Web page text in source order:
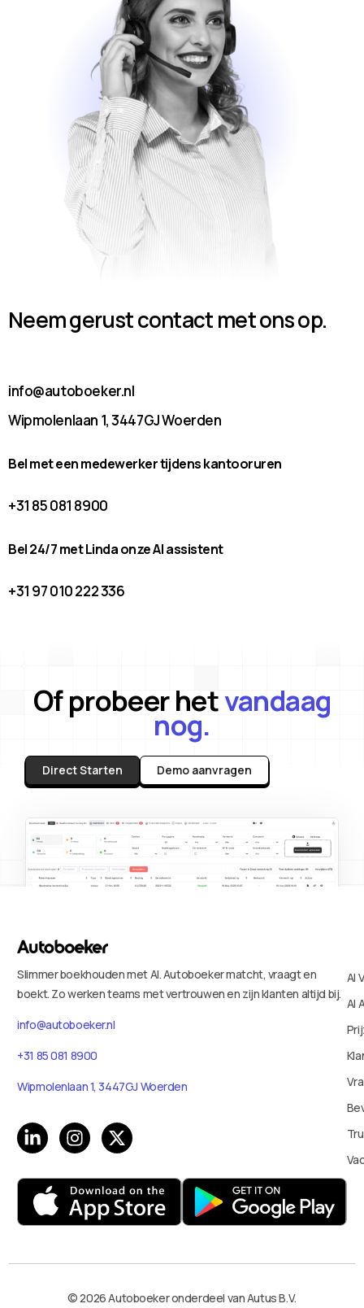
Neem gerust contact met ons op.
info@autoboeker.nl
Wipmolenlaan 1, 3447GJ Woerden
Bel met een medewerker tijdens kantooruren
+31 85 081 8900
Bel 24/7 met Linda onze AI assistent
+31 97 010 222 336
Of probeer hetvandaag
nog.
Direct Starten Demo aanvragen
Slimmer boekhouden met AI. Autoboeker matcht, vraagt en
boekt. Zo werken teams met vertrouwen en zijn klanten altijd bij.
info@autoboeker.nl
+31 85 081 8900
Wipmolenlaan 1, 3447GJ Woerden
AI
AI
© 2026 Autoboeker onderdeel van Autus B.V.